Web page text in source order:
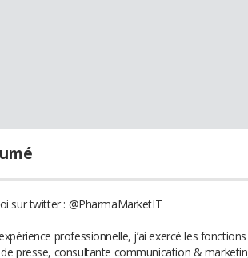
sur twitter : @PharmaMarketIT
professionnelle, j’ai exercé les
presse, consultante communication &